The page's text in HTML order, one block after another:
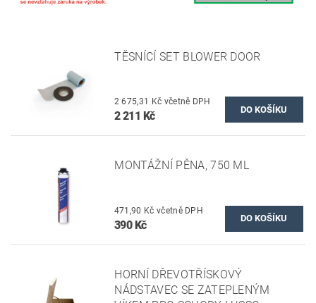
TĚSNÍCÍ SET BLOWER DOOR
2 675,31 Kč včetně DPH
2 211 Kč
MONTÁŽNÍ PĚNA, 750 ML
471,90 Kč včetně DPH
390 Kč
HORNÍ DŘEVOTŘÍSKOVÝ
NÁDSTAVEC SE ZATEPLENÝM